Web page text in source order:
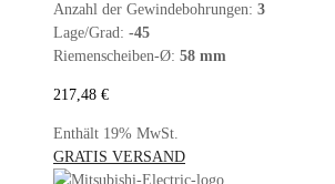
Anzahl der Gewindebohrungen: 3
Lage/Grad: -45
Riemenscheiben-Ø: 58 mm
217,48 €
Enthält 19% MwSt.
GRATIS VERSAND